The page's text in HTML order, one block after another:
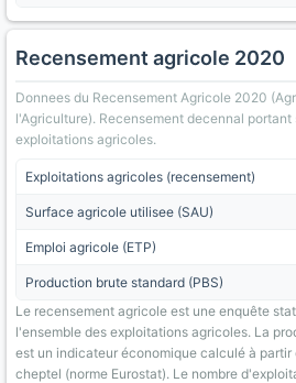
Recensement agricole 2020
Donnees du Recensement Agricole 2020
l'Agriculture). Recensement decennal portant
exploitations agricoles.
Exploitations agricoles (recensement)
Surface agricole utilisee (SAU)
Emploi agricole (ETP)
Production brute standard (PBS)
Le recensement agricole est une enquête
l'ensemble des exploitations agricoles. La
est un indicateur économique calculé à
cheptel (norme Eurostat). Le nombre